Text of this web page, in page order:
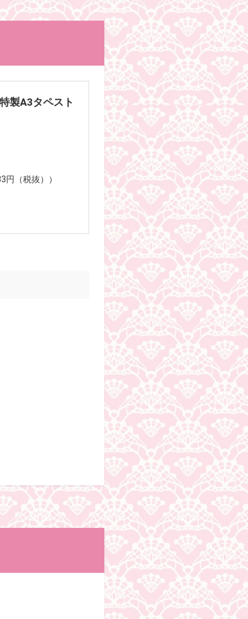
製A3タペスト
（税抜））